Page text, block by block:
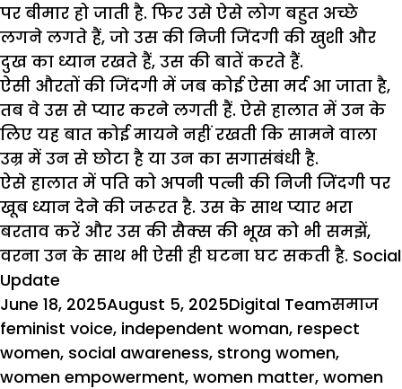
पर बीमार हो जाती है. फिर उसे ऐसे लोग बहुत अच्छे
लगने लगते हैं, जो उस की निजी जिंदगी की खुशी और
दुख का ध्यान रखते हैं, उस की बातें करते हैं.
ऐसी औरतों की जिंदगी में जब कोई ऐसा मर्द आ जाता है,
तब वे उस से प्यार करने लगती हैं. ऐसे हालात में उन के
लिए यह बात कोई मायने नहीं रखती कि सामने वाला
उम्र में उन से छोटा है या उन का सगासंबंधी है.
ऐसे हालात में पति को अपनी पत्नी की निजी जिंदगी पर
खूब ध्यान देने की जरूरत है. उस के साथ प्यार भरा
बरताव करें और उस की सैक्स की भूख को भी समझें,
वरना उन के साथ भी ऐसी ही घटना घट सकती है. Social
Update
Posted
on
June 18, 2025August 5, 2025Author
Digital Teamसमाज
feminist voice, independent woman, respect
women, social awareness, strong women,
women empowerment, women matter, women